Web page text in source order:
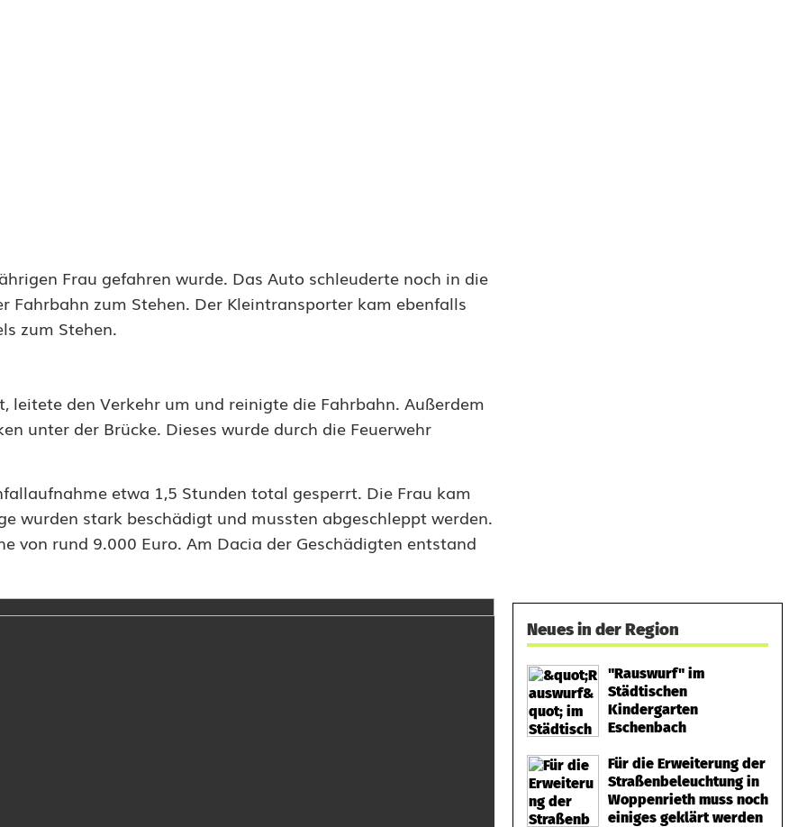
Frau gefahren wurde. Das Auto schleuderte noch in die
zum Stehen. Der Kleintransporter kam ebenfalls
zum Stehen.
den Verkehr um und reinigte die Fahrbahn. Außerdem
unter der Brücke. Dieses wurde durch die Feuerwehr
etwa 1,5 Stunden total gesperrt. Die Frau kam
wurden stark beschädigt und mussten abgeschleppt werden.
von rund 9.000 Euro. Am Dacia der Geschädigten entstand
Neues in der Region
"Rauswurf" im
Städtischen
Kindergarten
Eschenbach
Für die Erweiterung der
Straßenbeleuchtung in
Woppenrieth muss noch
einiges geklärt werden